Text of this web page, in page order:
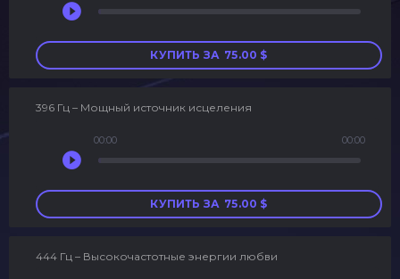
Аудиоплеер
КУПИТЬ ЗА 75.00 $
396 Гц – Мощный источник исцеления
Аудиоплеер
00:00 00:00
КУПИТЬ ЗА 75.00 $
444 Гц – Высокочастотные энергии любви